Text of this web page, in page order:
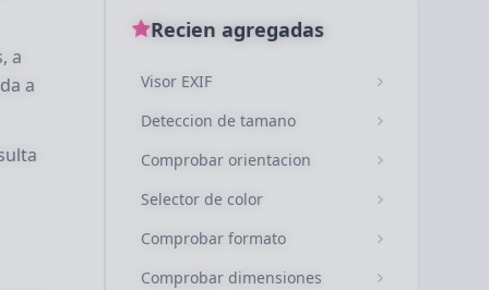
a
a
Recien agregadas
Visor EXIF
Deteccion de tamano
Comprobar orientacion
Selector de color
Comprobar formato
Comprobar dimensiones